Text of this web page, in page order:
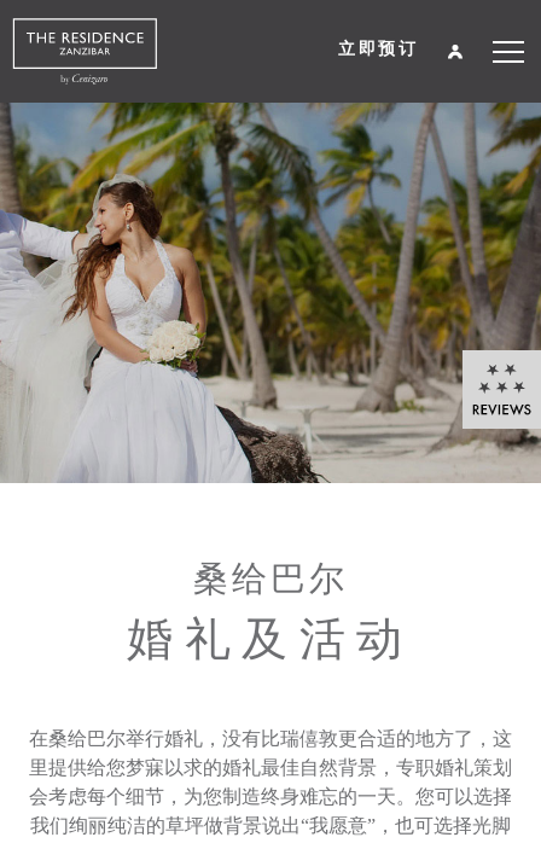
关于我们
住宿
餐饮
水疗养生
婚礼及活动
目的地
图片廊
礼劵
联系我们
分享
立即预订
August2026
Su Mo Tu We Th Fr Sa
3 4 5 7
8
9
10 11 12 13 14
15
16
17 18 19 20 21
22
26 28
29
31
客房 1
修改或取消预订
桑给巴尔
婚礼及活动
在桑给巴尔举行婚礼，没有比瑞僖敦更合适的地方了，这
里提供给您梦寐以求的婚礼最佳自然背景，专职婚礼策划
会考虑每个细节，为您制造终身难忘的一天。您可以选择
我们绚丽纯洁的草坪做背景说出“我愿意”，也可选择光脚